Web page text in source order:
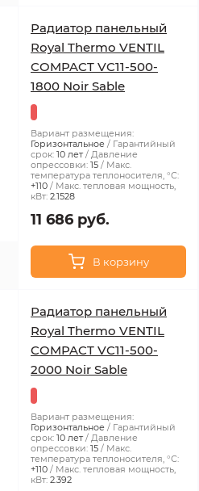
Радиатор панельный
Royal Thermo VENTIL
COMPACT VC11-500-
1800 Noir Sable
Вариант размещения:
Горизонтальное
Гарантийный
срок: 10 лет
Давление
опрессовки: 15
Макс.
температура теплоносителя, °С:
+110
Макс. тепловая мощность,
кВт: 2.1528
11 686 руб.
В корзину
Радиатор панельный
Royal Thermo VENTIL
COMPACT VC11-500-
2000 Noir Sable
Вариант размещения:
Горизонтальное
Гарантийный
срок: 10 лет
Давление
опрессовки: 15
Макс.
температура теплоносителя, °С:
+110
Макс. тепловая мощность,
кВт: 2.392